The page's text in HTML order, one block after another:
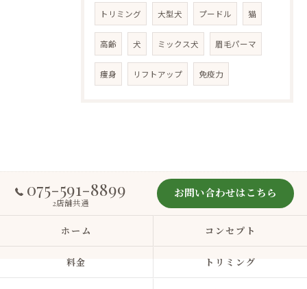
トリミング 大型犬 プードル 猫
高齢 犬 ミックス犬 眉毛パーマ
痩身 リフトアップ 免疫力
075-591-8899
2店舗共通
お問い合わせはこちら
ホーム コンセプト
料金 トリミング